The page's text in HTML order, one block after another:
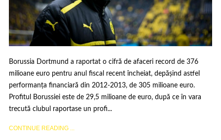
Borussia Dortmund a raportat o cifră de afaceri record de 376
milioane euro pentru anul fiscal recent încheiat, depășind astfel
performanța financiară din 2012-2013, de 305 milioane euro.
Profitul Borussiei este de 29,5 milioane de euro, după ce în vara
trecută clubul raportase un profi...
CONTINUE READING ...